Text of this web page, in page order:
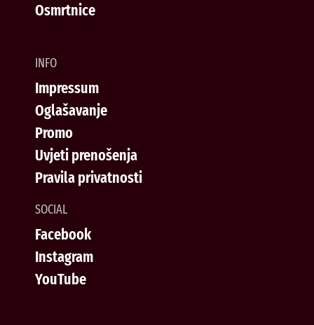
Osmrtnice
INFO
Impressum
Oglašavanje
Promo
Uvjeti prenošenja
Pravila privatnosti
SOCIAL
Facebook
Instagram
YouTube